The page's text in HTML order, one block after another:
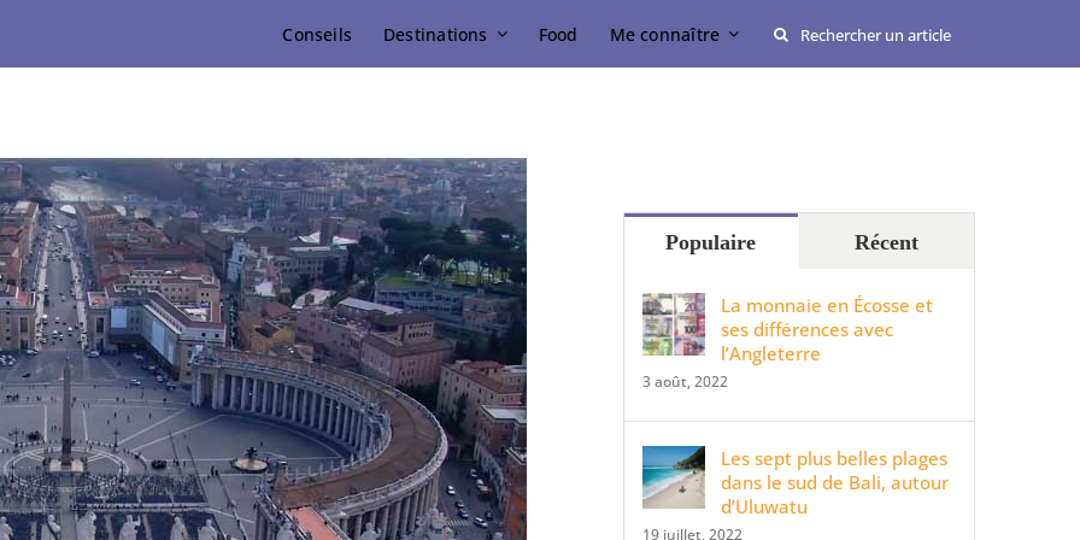
Conseils Destinations Food Me connaître Rechercher:
Populaire Récent
La monnaie en Écosse et
ses différences avec
l’Angleterre
3 août, 2022
Les sept plus belles plages
dans le sud de Bali, autour
d’Uluwatu
19 juillet, 2022